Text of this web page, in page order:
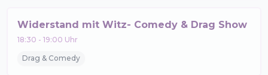
Widerstand mit Witz- Comedy & Drag Show
18:30 -19:00 Uhr
Drag & Comedy